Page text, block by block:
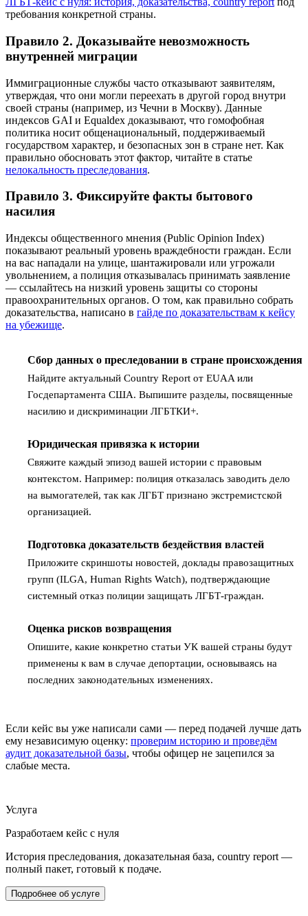
требования конкретной страны.
Правило 2. Доказывайте невозможность
внутренней миграции
Иммиграционные службы часто отказывают заявителям,
утверждая, что они могли переехать в другой город внутри
своей страны (например, из Чечни в Москву). Данные
индексов GAI и Equaldex доказывают, что гомофобная
политика носит общенациональный, поддерживаемый
государством характер, и безопасных зон в стране нет. Как
правильно обосновать этот фактор, читайте в статье
нелокальность преследования.
Правило 3. Фиксируйте факты бытового
насилия
Индексы общественного мнения (Public Opinion Index)
показывают реальный уровень враждебности граждан. Если
на вас нападали на улице, шантажировали или угрожали
увольнением, а полиция отказывалась принимать заявление
— ссылайтесь на низкий уровень защиты со стороны
правоохранительных органов. О том, как правильно собрать
доказательства, написано в гайде по доказательствам к кейсу
на убежище.
Сбор данных о преследовании в стране происхождения
Найдите актуальный Country Report от EUAA или
Госдепартамента США. Выпишите разделы, посвященные
насилию и дискриминации ЛГБТКИ+.
Юридическая привязка к истории
Свяжите каждый эпизод вашей истории с правовым
контекстом. Например: полиция отказалась заводить дело
на вымогателей, так как ЛГБТ признано экстремистской
организацией.
Подготовка доказательств бездействия властей
Приложите скриншоты новостей, доклады правозащитных
групп (ILGA, Human Rights Watch), подтверждающие
системный отказ полиции защищать ЛГБТ-граждан.
Оценка рисков возвращения
Опишите, какие конкретно статьи УК вашей страны будут
применены к вам в случае депортации, основываясь на
последних законодательных изменениях.
Если кейс вы уже написали сами — перед подачей лучше дать
ему независимую оценку: проверим историю и проведём
аудит доказательной базы, чтобы офицер не зацепился за
слабые места.
Услуга
Разработаем кейс с нуля
История преследования, доказательная база, country report —
полный пакет, готовый к подаче.
Подробнее об услуге